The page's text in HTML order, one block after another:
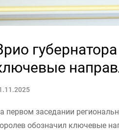
первом заседании
обозначил ключевые